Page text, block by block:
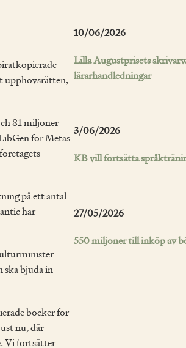
upphovsrätten,
81 miljoner
för Metas
på ett antal
har
ska bjuda in
böcker för
nu, där
Vi fortsätter
10/06/2026
Lilla Augustprisets
lärarhandledningar
3/06/2026
KB vill fortsätta
27/05/2026
550 miljoner till inköp av